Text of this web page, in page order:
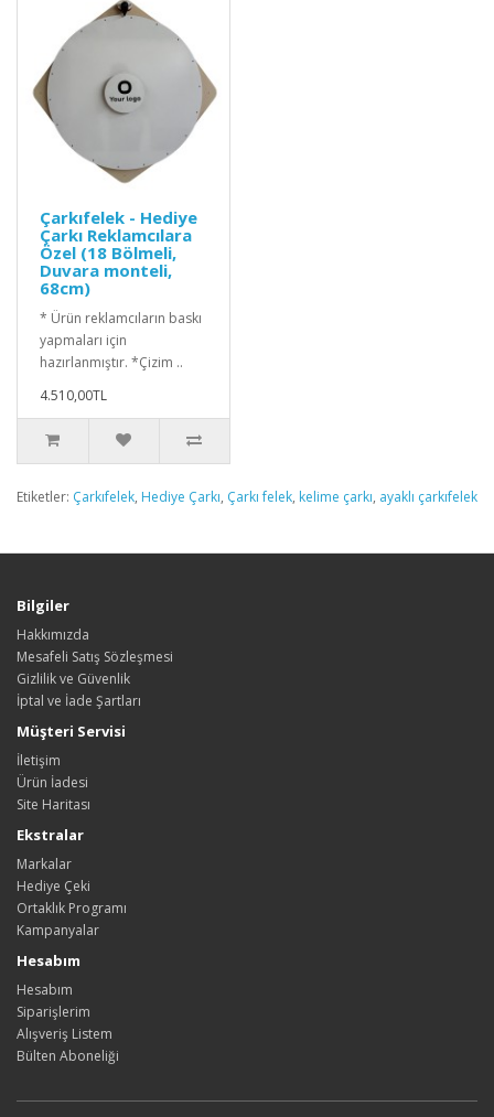
Çarkıfelek - Hediye
Çarkı Reklamcılara
Özel (18 Bölmeli,
Duvara monteli,
68cm)
* Ürün reklamcıların baskı
yapmaları için
hazırlanmıştır. *Çizim ..
4.510,00TL
Etiketler: Çarkıfelek, Hediye Çarkı, Çarkı felek, kelime çarkı, ayaklı çarkıfelek
Bilgiler
Hakkımızda
Mesafeli Satış Sözleşmesi
Gizlilik ve Güvenlik
İptal ve İade Şartları
Müşteri Servisi
İletişim
Ürün İadesi
Site Haritası
Ekstralar
Markalar
Hediye Çeki
Ortaklık Programı
Kampanyalar
Hesabım
Hesabım
Siparişlerim
Alışveriş Listem
Bülten Aboneliği